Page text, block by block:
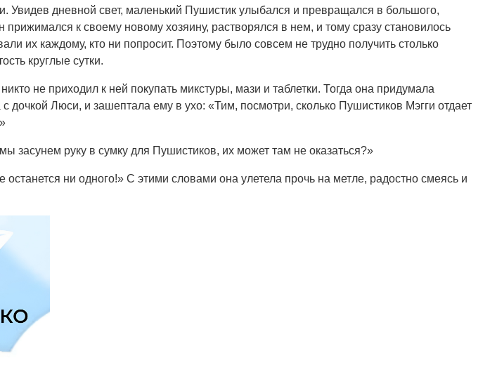
Увидев дневной свет, маленький Пушистик улыбался и превращался в большого,
к своему новому хозяину, растворялся в нем, и тому сразу становилось
их каждому, кто ни попросит. Поэтому было совсем не трудно получить столько
круглые сутки.
не приходил к ней покупать микстуры, мази и таблетки. Тогда она придумала
дочкой Люси, и зашептала ему в ухо: «Тим, посмотри, сколько Пушистиков Мэгги отдает
засунем руку в сумку для Пушистиков, их может там не оказаться?»
ни одного!» С этими словами она улетела прочь на метле, радостно смеясь и